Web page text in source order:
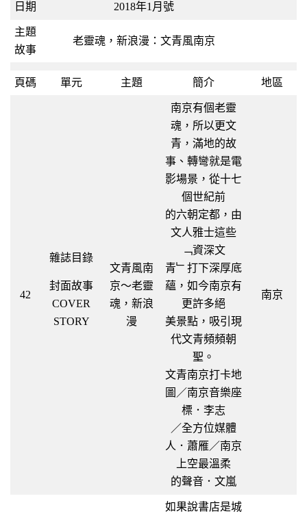
日期 2018年1月號
主題
故事
老靈魂，新浪漫：文青風南京
頁碼 單元 主題 簡介 地區
42
雜誌目錄
封面故事
COVER
STORY
文青風南
京～老靈
魂，新浪
漫
南京有個老靈
魂，所以更文
青，滿地的故
事、轉彎就是電
影場景，從十七
個世紀前
的六朝定都，由
文人雅士這些
﹁資深文
青﹂打下深厚底
蘊，如今南京有
更許多絕
美景點，吸引現
代文青頻頻朝
聖。
文青南京打卡地
圖／南京音樂座
標．李志
／全方位媒體
人．蕭雁／南京
上空最溫柔
的聲音．文嵐
南京
如果說書店是城